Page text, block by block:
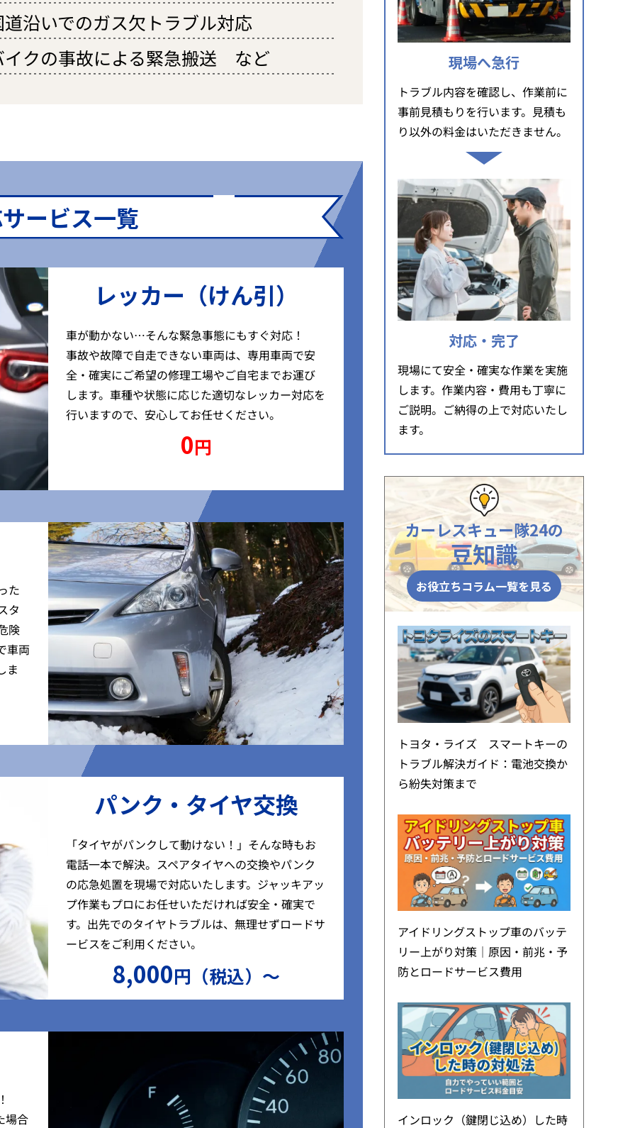
道沿いでのガス欠トラブル対応
イクの事故による緊急搬送 など
ービス一覧
レッカー（けん引）
車が動かない…そんな緊急事態にもすぐ対応！
事故や故障で自走できない車両は、専用車両で安
全・確実にご希望の修理工場やご自宅までお運び
します。車種や状態に応じた適切なレッカー対応を
行いますので、安心してお任せください。
0円
た
タ
険
車両
ま
パンク・タイヤ交換
「タイヤがパンクして動けない！」そんな時もお
電話一本で解決。スペアタイヤへの交換やパンク
の応急処置を現場で対応いたします。ジャッキアッ
プ作業もプロにお任せいただければ安全・確実で
す。出先でのタイヤトラブルは、無理せずロードサ
ービスをご利用ください。
8,000円（税込）〜
場合
現場へ急行
トラブル内容を確認し、作業前に
事前見積もりを行います。見積も
り以外の料金はいただきません。
対応・完了
現場にて安全・確実な作業を実施
します。作業内容・費用も丁寧に
ご説明。ご納得の上で対応いたし
ます。
カーレスキュー隊24の
豆知識
お役立ちコラム一覧を見る
トヨタ・ライズ スマートキーの
トラブル解決ガイド：電池交換か
ら紛失対策まで
アイドリングストップ車のバッテ
リー上がり対策｜原因・前兆・予
防とロードサービス費用
インロック（鍵閉じ込め）した時